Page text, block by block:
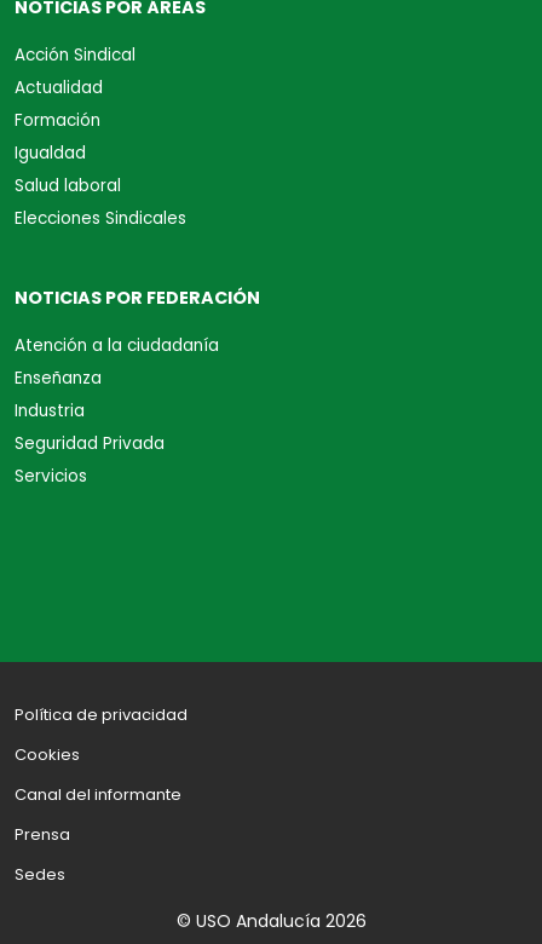
NOTICIAS POR ÁREAS
Acción Sindical
Actualidad
Formación
Igualdad
Salud laboral
Elecciones Sindicales
NOTICIAS POR FEDERACIÓN
Atención a la ciudadanía
Enseñanza
Industria
Seguridad Privada
Servicios
Política de privacidad
Cookies
Canal del informante
Prensa
Sedes
© USO Andalucía 2026